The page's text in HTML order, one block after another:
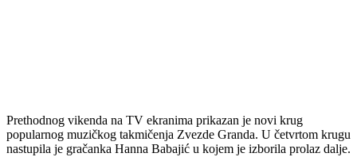
Prethodnog vikenda na TV ekranima prikazan je novi krug
popularnog muzičkog takmičenja Zvezde Granda. U četvrtom krugu
nastupila je gračanka Hanna Babajić u kojem je izborila prolaz dalje.